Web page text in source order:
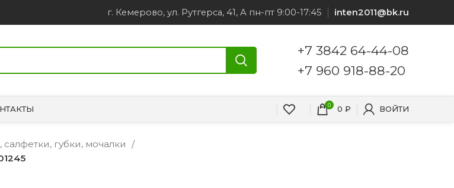
г. Кемерово, ул. Рутгерса, 41, А пн-пт 9:00-17:45 inten2011@bk.ru
+7 3842 64-44-08
+7 960 918-88-20
0 0 ₽ ВОЙТИ
салфетки, губки, мочалки